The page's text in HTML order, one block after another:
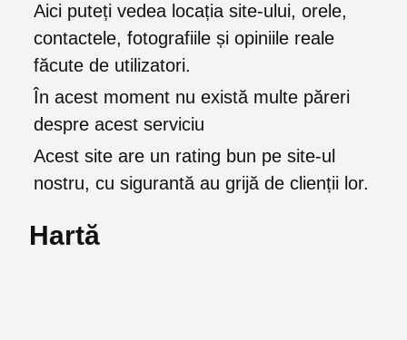
Aici puteți vedea locația site-ului, orele,
contactele, fotografiile și opiniile reale
făcute de utilizatori.
În acest moment nu există multe păreri
despre acest serviciu
Acest site are un rating bun pe site-ul
nostru, cu sigurantă au grijă de clienții lor.
Hartă